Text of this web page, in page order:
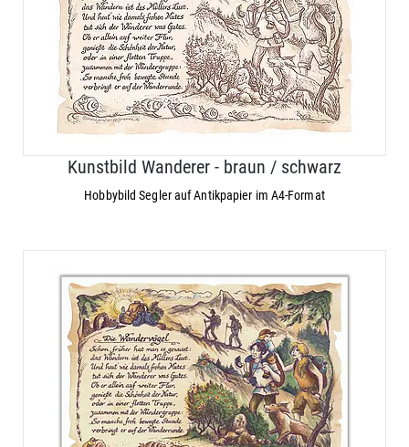
Kunstbild Wanderer - braun / schwarz
Hobbybild Segler auf Antikpapier im A4-Format